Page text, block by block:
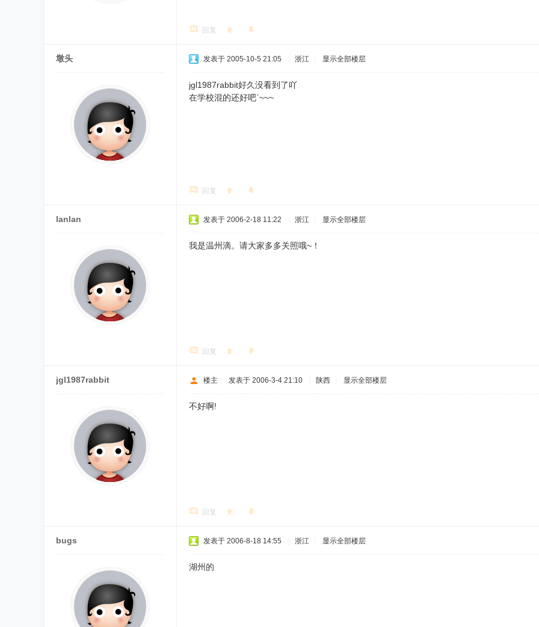
回复
墩头 发表于 2005-10-5 21:05 浙江 显示全部楼层
jgl1987rabbit好久没看到了吖
在学校混的还好吧`~~~
回复
lanlan 发表于 2006-2-18 11:22 浙江 显示全部楼层
我是温州滴。请大家多多关照哦~！
回复
jgl1987rabbit 楼主 发表于 2006-3-4 21:10 陕西 显示全部楼层
不好啊!
回复
bugs 发表于 2006-8-18 14:55 浙江 显示全部楼层
湖州的